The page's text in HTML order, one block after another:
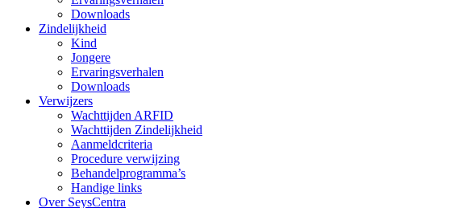
Downloads
Zindelijkheid
Kind
Jongere
Ervaringsverhalen
Downloads
Verwijzers
Wachttijden ARFID
Wachttijden Zindelijkheid
Aanmeldcriteria
Procedure verwijzing
Behandelprogramma’s
Handige links
Over SeysCentra